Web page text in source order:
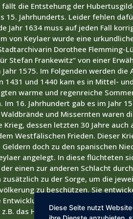
die Entstehung der
15. Jahrhunderts. Leider fehlen
Jahr 1634 muss auf jeden Fall
von Keylaer wurde eine
Dorothee Flemming-
Stefan Frankewitz“ von einer
Jahr 1575. Im Folgenden werden
1431 und 1440 kam es in Mittel-
warme und regenreiche
Im 16. Jahrhundert gab es im Jahr
und Missernten waren
Krieg, dessen letzten 30 Jahre
Westfälischen Frieden. Dieser
doch zu den spanischen
angelegt. In diese flüchteten
einen zur anderen Schlacht
zu der Sorge, um die
zu beschützen. Sie
Entwicklung der Gilde zu einer
das Hutsilber und ein
Diese Seite nutzt